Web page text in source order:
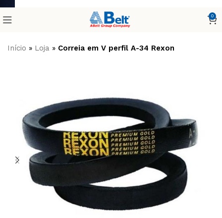
0
Início » Loja » Correia em V perfil A-34 Rexon